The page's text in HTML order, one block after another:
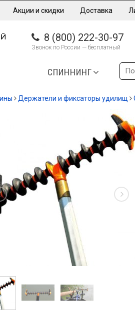
Акции и скидки Доставка
8 (800) 222-30-97
Звонок по России — бесплатный
СПИННИНГ
Держатели и фиксаторы удилищ